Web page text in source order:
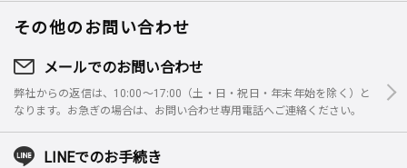
その他のお問い合わせ
メールでのお問い合わせ
弊社からの返信は、10:00～17:00（土・日・祝日・年末年始を除く）と
なります。お急ぎの場合は、お問い合わせ専用電話へご連絡ください。
LINEでのお手続き